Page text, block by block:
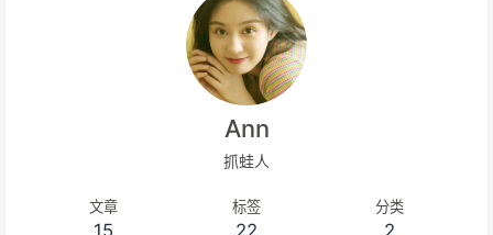
Ann
抓蛙人
文章
15
标签
22
分类
2